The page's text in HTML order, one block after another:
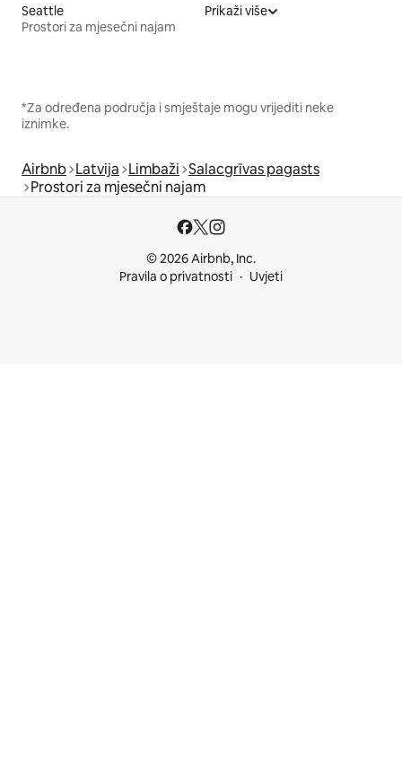
Seattle
Prostori za mjesečni najam
Prikaži više
*Za određena područja i smještaje mogu vrijediti neke
iznimke.
Airbnb Latvija Limbaži Salacgrīvas pagasts
Prostori za mjesečni najam
© 2026 Airbnb, Inc.
Pravila o privatnosti
Uvjeti